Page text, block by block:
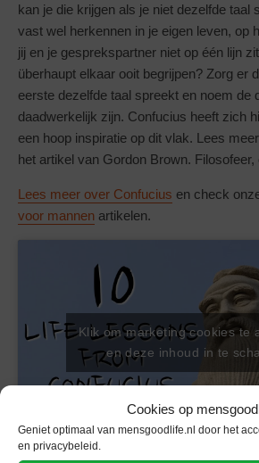
Cookies op
Geniet optimaal van mensgoodlife.nl door het
en privacybeleid.
kan je die krijgen als je niet dezelfde taal
vast wel herkennen in je eigen leven, op
jij en je gesprekspartner niet op één lijn
überhaupt elkaar ooit begrijpen? Zorg er
eerste dezelfde taal spreekt en noem de
daadwerkelijk zijn. Confucius heeft zich
een hoop inspiratie op dit vlak. Lees
het artikel van Gordon Brown. Filosofeer,
Lees meer over Confucius en check
voor mannen artikelen.
Klik om marketing cookies te
en deze inhoud in te